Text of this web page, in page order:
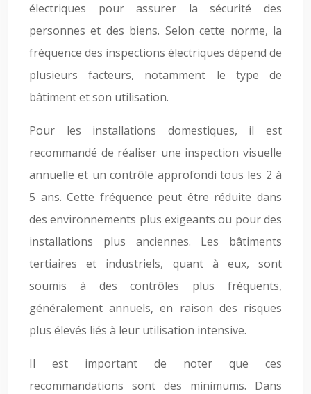
électriques pour assurer la sécurité des
personnes et des biens. Selon cette norme, la
fréquence des inspections électriques dépend de
plusieurs facteurs, notamment le type de
bâtiment et son utilisation.
Pour les installations domestiques, il est
recommandé de réaliser une inspection visuelle
annuelle et un contrôle approfondi tous les 2 à
5 ans. Cette fréquence peut être réduite dans
des environnements plus exigeants ou pour des
installations plus anciennes. Les bâtiments
tertiaires et industriels, quant à eux, sont
soumis à des contrôles plus fréquents,
généralement annuels, en raison des risques
plus élevés liés à leur utilisation intensive.
Il est important de noter que ces
recommandations sont des minimums. Dans